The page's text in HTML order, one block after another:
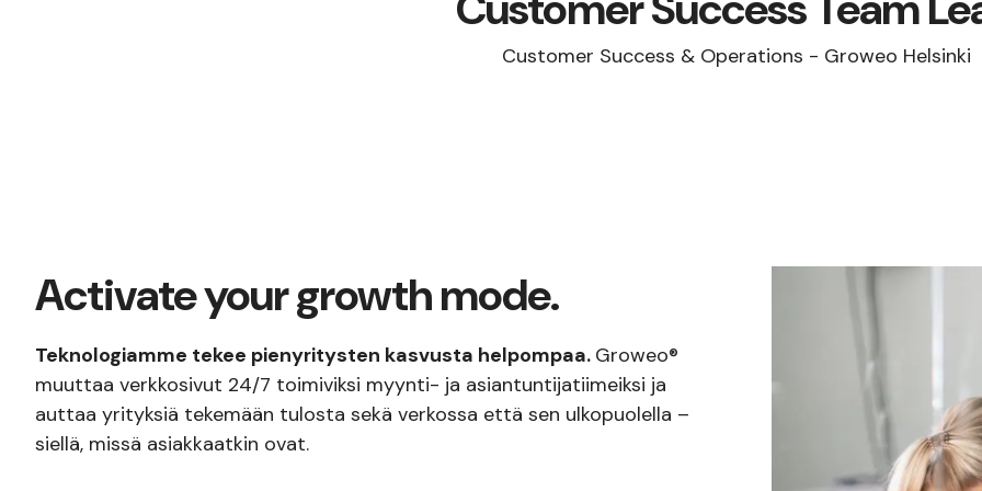
Customer Success & Operations - Groweo Helsinki
Activate your growth mode.
Teknologiamme tekee pienyritysten kasvusta helpompaa. Groweo®
muuttaa verkkosivut 24/7 toimiviksi myynti- ja asiantuntijatiimeiksi ja
auttaa yrityksiä tekemään tulosta sekä verkossa että sen ulkopuolella –
siellä, missä asiakkaatkin ovat.